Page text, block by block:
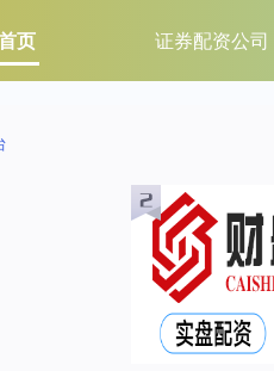
页 证券配资公司